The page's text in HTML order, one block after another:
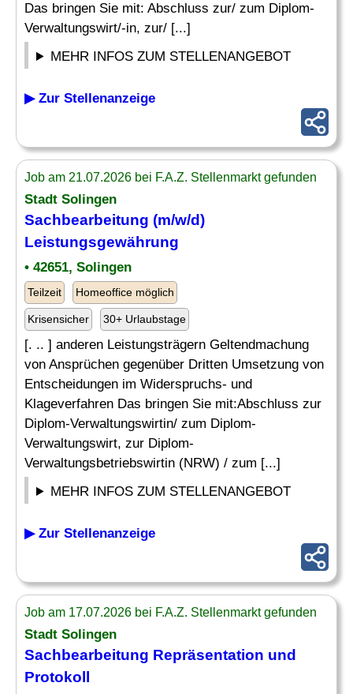
Das bringen Sie mit: Abschluss zur/ zum Diplom-
Verwaltungswirt/-in, zur/ [...]
MEHR INFOS ZUM STELLENANGEBOT
▶ Zur Stellenanzeige
Job am 21.07.2026 bei F.A.Z. Stellenmarkt gefunden
Stadt Solingen
Sachbearbeitung (m/w/d)
Leistungsgewährung
• 42651, Solingen
Teilzeit Homeoffice möglich
Krisensicher 30+ Urlaubstage
[. .. ] anderen Leistungsträgern Geltendmachung
von Ansprüchen gegenüber Dritten Umsetzung von
Entscheidungen im Widerspruchs- und
Klageverfahren Das bringen Sie mit:Abschluss zur
Diplom-Verwaltungswirtin/ zum Diplom-
Verwaltungswirt, zur Diplom-
Verwaltungsbetriebswirtin (NRW) / zum [...]
MEHR INFOS ZUM STELLENANGEBOT
▶ Zur Stellenanzeige
Job am 17.07.2026 bei F.A.Z. Stellenmarkt gefunden
Stadt Solingen
Sachbearbeitung Repräsentation und
Protokoll